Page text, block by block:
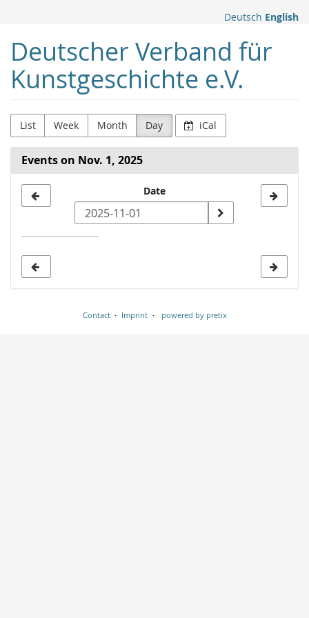
content
Deutsch English
Deutscher Verband für
Kunstgeschichte e.V.
List Week Month Day iCal
Events on Nov. 1, 2025
date
Date
Contact Imprint powered by pretix